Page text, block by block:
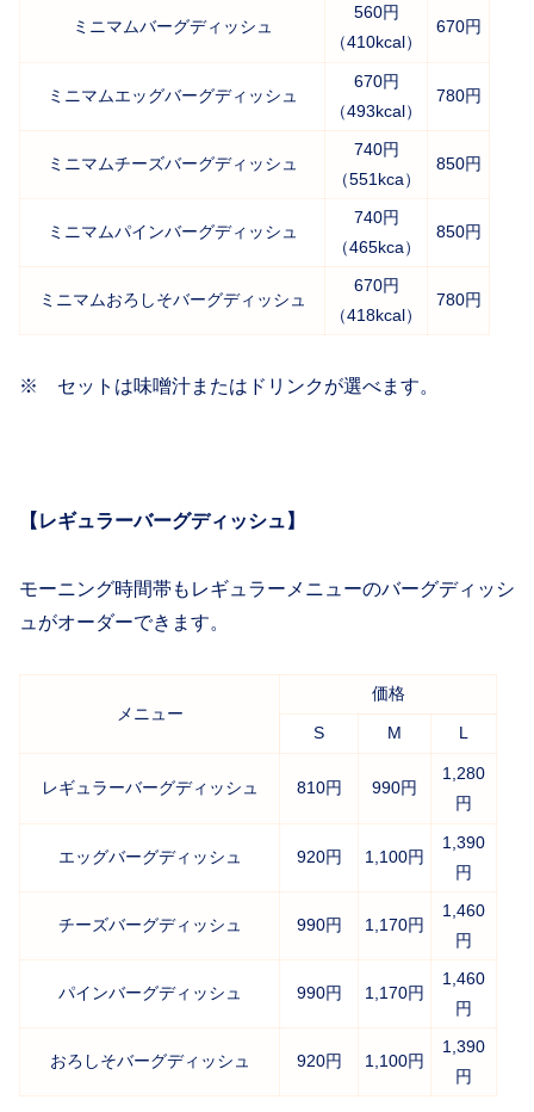
ミニマムバーグディッシュ
560円
（410kcal）
670円
ミニマムエッグバーグディッシュ
670円
（493kcal）
780円
ミニマムチーズバーグディッシュ
740円
（551kca）
850円
ミニマムパインバーグディッシュ
740円
（465kca）
850円
ミニマムおろしそバーグディッシュ
670円
（418kcal）
780円
※ セットは味噌汁またはドリンクが選べます。
【レギュラーバーグディッシュ】
モーニング時間帯もレギュラーメニューのバーグディッシ
ュがオーダーできます。
メニュー
価格
S M L
レギュラーバーグディッシュ 810円 990円
1,280
円
エッグバーグディッシュ 920円 1,100円
1,390
円
チーズバーグディッシュ 990円 1,170円
1,460
円
パインバーグディッシュ 990円 1,170円
1,460
円
おろしそバーグディッシュ 920円 1,100円
1,390
円